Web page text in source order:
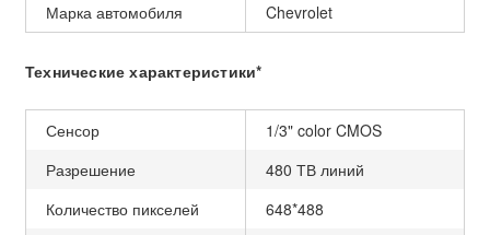
Марка автомобиля Chevrolet
Технические характеристики*
Сенсор
1/3" color CMOS
Разрешение
480 ТВ линий
Количество пикселей
648*488